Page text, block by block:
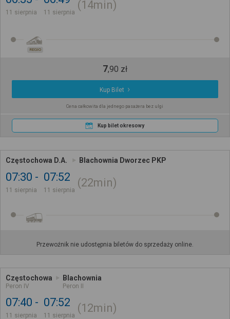
11 sierpnia 11 sierpnia
14min
REGIO
7,90 zł
Kup Bilet
Cena całkowita dla jednego pasażera bez ulgi
Kup bilet okresowy
Częstochowa D.A. Blachownia Dworzec PKP
07:30
11 sierpnia
07:52
11 sierpnia
22min
Przewoźnik nie udostępnia biletów do sprzedaży online.
Częstochowa
Peron IV
Blachownia
Peron II
07:40
11 sierpnia
07:52
11 sierpnia
12min